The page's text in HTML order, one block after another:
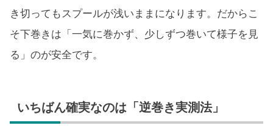
き切ってもスプールが浅いままになります。だからこ
そ下巻きは「一気に巻かず、少しずつ巻いて様子を見
る」のが安全です。
いちばん確実なのは「逆巻き実測法」